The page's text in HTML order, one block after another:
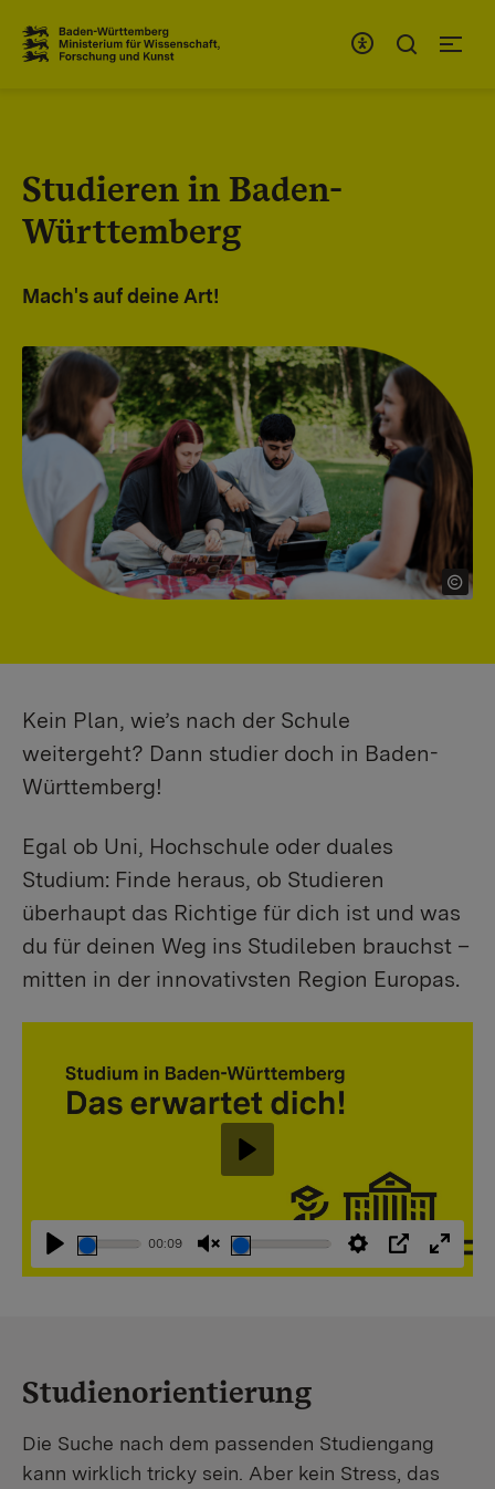
Studieren in Baden-
Württemberg
Mach's auf deine Art!
Kein Plan, wie’s nach der Schule
weitergeht? Dann studier doch in Baden-
Württemberg!
Egal ob Uni, Hochschule oder duales
Studium: Finde heraus, ob Studieren
überhaupt das Richtige für dich ist und was
du für deinen Weg ins Studileben brauchst –
mitten in der innovativsten Region Europas.
Abspielen
00:09
StummschaltungEinstellungen
PIP
Abspielen
Studienorientierung
Die Suche nach dem passenden Studiengang
kann wirklich tricky sein. Aber kein Stress, das